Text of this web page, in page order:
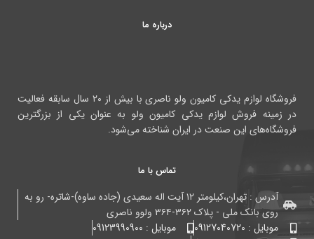
درباره ما
فروشگاه لوازم یدکی کامیون ولو ناصری با بیش از ۲۰ سال سابقه فعالیت
در زمینه فروش لوازم یدکی کامیون ولو به عنوان یکی از بزرگترین
فروشگاه‌های این صنعت در ایران شناخته می‌شود.
تماس با ما
آدرس : تهران،کیلومتر ۱۲ آیت اله سعیدی (جاده ساوه)-شاتره- رو به
روی بانک ملی - پلاک ۳۶۲-۳۶۴ ولوو ناصری
موبایل : 09127040720
موبایل : 09123990900